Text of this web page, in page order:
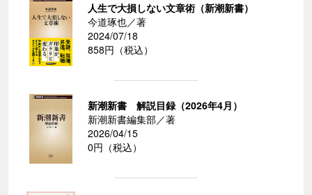
人生で大損しない文章術（新潮新書）
今道琢也／著
2024/07/18
858円（税込）
新潮新書 解説目録（2026年4月）
新潮新書編集部／著
2026/04/15
0円（税込）